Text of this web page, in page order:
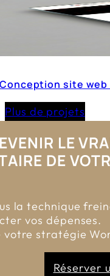
Conception site
Plus de projets
LE
DE
la technique
vos dépenses.
votre stratégie
Réserver